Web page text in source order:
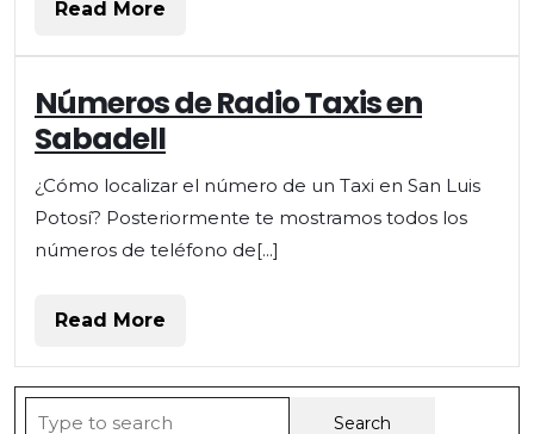
Read More
Números
de
Radio
en
Sabadell
Números de Radio Taxis en
Sabadell
¿Cómo localizar el número de un Taxi en San Luis
Potosí? Posteriormente te mostramos todos los
números de teléfono de[...]
Read More